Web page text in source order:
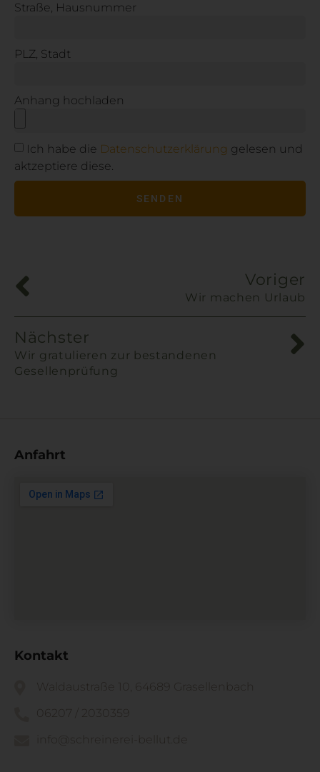
Straße, Hausnummer
PLZ, Stadt
Anhang hochladen
Ich habe die Datenschutzerklärung gelesen und
aktzeptiere diese.
SENDEN
Voriger
Wir machen Urlaub
Nächster
Wir gratulieren zur bestandenen
Gesellenprüfung
Anfahrt
Kontakt
Waldaustraße 10, 64689 Grasellenbach
06207 / 2030359
info@schreinerei-bellut.de